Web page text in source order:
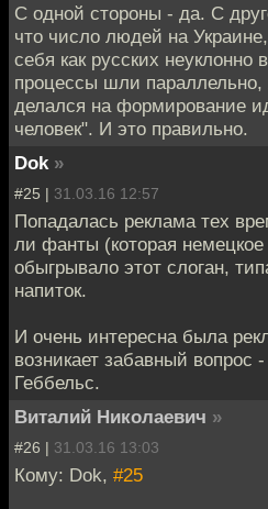
С одной стороны - да. С
что число людей на
себя как русских неуклонно
процессы шли параллельно,
делался на формирование
человек". И это правильно.
Dok »
#25 | 31.03.16 12:57
Попадалась реклама тех
ли фанты (которая немецкое
обыгрывало этот слоган,
напиток.
И очень интересна была
возникает забавный вопрос
Геббельс.
Виталий Николаевич »
#26 | 31.03.16 13:03
Кому: Dok, #25